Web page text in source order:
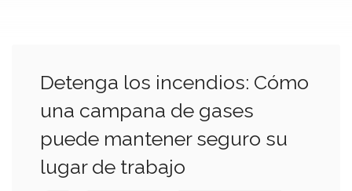
Detenga los incendios: Cómo
una campana de gases
puede mantener seguro su
lugar de trabajo